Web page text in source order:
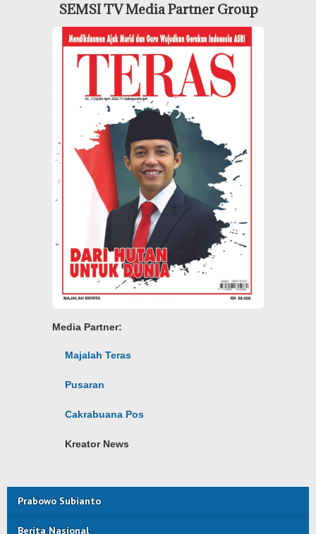
SEMSI TV Media Partner Group
Media Partner:
Majalah Teras
Pusaran
Cakrabuana Pos
Kreator News
Prabowo Subianto
Berita Nasional